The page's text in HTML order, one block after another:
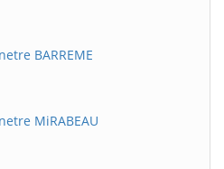
BARREME
MiRABEAU